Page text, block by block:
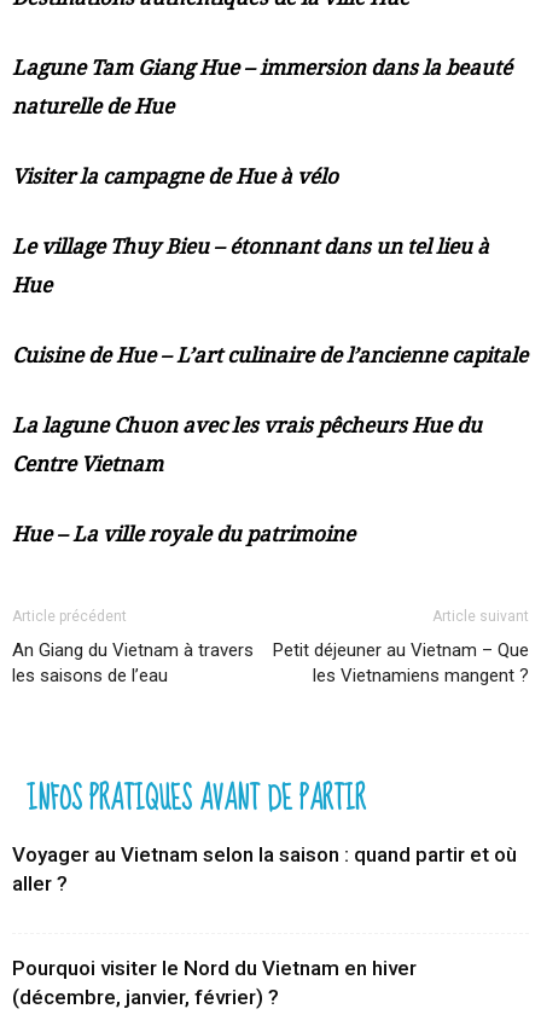
Lagune Tam Giang Hue – immersion dans la beauté
naturelle de Hue
Visiter la campagne de Hue à vélo
Le village Thuy Bieu – étonnant dans un tel lieu à
Hue
Cuisine de Hue – L’art culinaire de l’ancienne capitale
La lagune Chuon avec les vrais pêcheurs Hue du
Centre Vietnam
Hue – La ville royale du patrimoine
Article précédent
An Giang du Vietnam à travers
les saisons de l’eau
Article suivant
Petit déjeuner au Vietnam – Que
les Vietnamiens mangent ?
INFOS PRATIQUES AVANT DE PARTIR
Voyager au Vietnam selon la saison : quand partir et où
aller ?
Pourquoi visiter le Nord du Vietnam en hiver
(décembre, janvier, février) ?